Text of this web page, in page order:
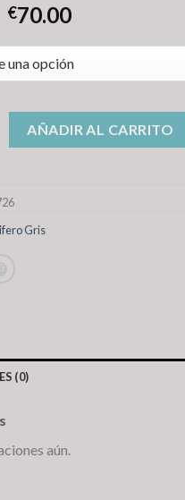
€70.00
cantidadAÑADIR AL CARRITO
Gris
(0)
aún.